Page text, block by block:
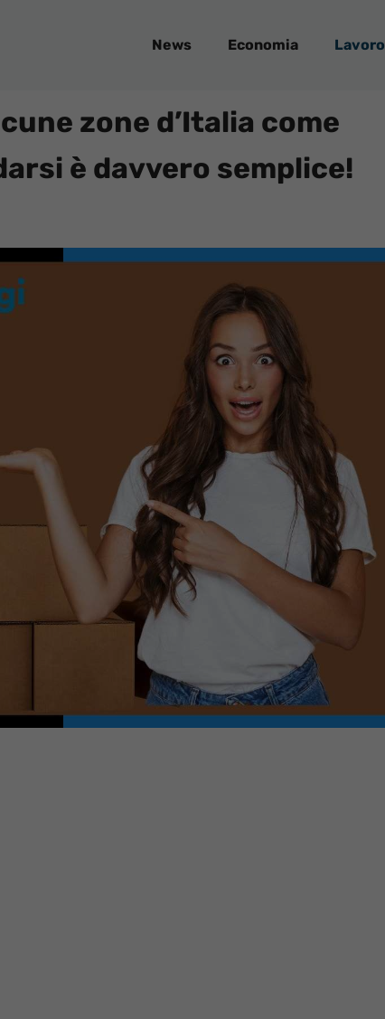
News Economia Lavoro
zone d’Italia come
è davvero semplice!